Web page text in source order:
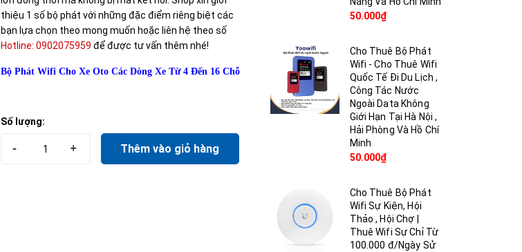
thiệu 1 số bộ phát với những đặc điểm riêng biệt các
bạn lựa chọn theo mong muốn hoặc liên hệ theo số
Hotline: 0902075959 để được tư vấn thêm nhé!
Bộ Phát Wifi Cho Xe Oto Các Dòng Xe Từ 4 Đến 16 Chỗ
Số lượng:
- + Thêm vào giỏ hàng
50.000₫
Cho Thuê Bộ Phát
Wifi - Cho Thuê Wifi
Quốc Tế Đi Du Lịch ,
Công Tác Nước
Ngoài Data Không
Giới Hạn Tại Hà Nội ,
Hải Phòng Và Hồ Chí
Minh
50.000₫
Cho Thuê Bộ Phát
Wifi Sự Kiện, Hội
Thảo , Hội Chợ |
Thuê Wifi Sự Chỉ Từ
100.000 đ/Ngày Sử